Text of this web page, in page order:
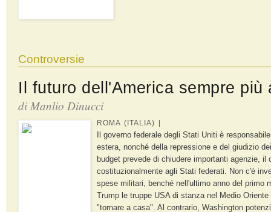
Controversie
Il futuro dell'America sempre più
di Manlio Dinucci
ROMA (ITALIA) |
Il governo federale degli Stati Uniti è
estera, nonché della repressione e del giudizio
budget prevede di chiudere importanti agenzie, il
costituzionalmente agli Stati federati. Non c'è
spese militari, benché nell'ultimo anno del primo
Trump le truppe USA di stanza nel Medio
"tornare a casa". Al contrario, Washington